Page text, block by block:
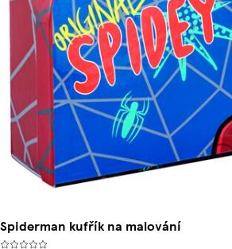
Spiderman kufřík na malování